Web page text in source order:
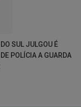
SUL JULGOU É
POLÍCIA A GUARDA